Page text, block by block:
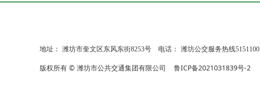
地址： 潍坊市奎文区东风东街8253号 电话： 潍坊公交服务热线5151100
版权所有 © 潍坊市公共交通集团有限公司 鲁ICP备2021031839号-2